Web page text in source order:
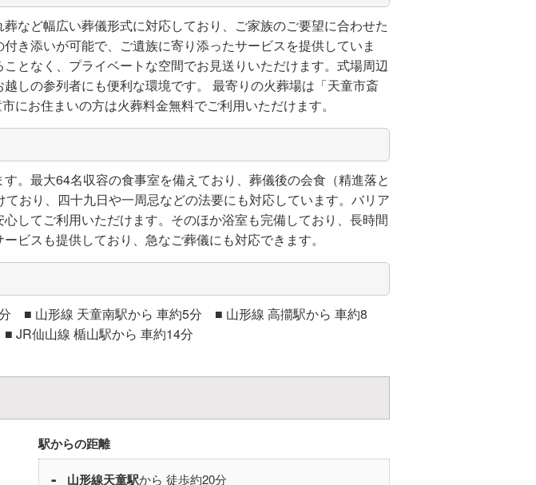
など幅広い葬儀形式に対応しており、ご家族のご要望に合わせた
き添いが可能で、ご遺族に寄り添ったサービスを提供していま
となく、プライベートな空間でお見送りいただけます。式場周辺
しの参列者にも便利な環境です。 最寄りの火葬場は「天童市斎
お住まいの方は火葬料金無料でご利用いただけます。
。最大64名収容の食事室を備えており、葬儀後の会食（精進落と
おり、四十九日や一周忌などの法要にも対応しています。バリア
してご利用いただけます。そのほか浴室も完備しており、長時間
ビスも提供しており、急なご葬儀にも対応できます。
■ 山形線 天童南駅から 車約5分 ■ 山形線 高擶駅から 車約8
仙山線 楯山駅から 車約14分
駅からの距離
山形線天童駅から 徒歩約20分